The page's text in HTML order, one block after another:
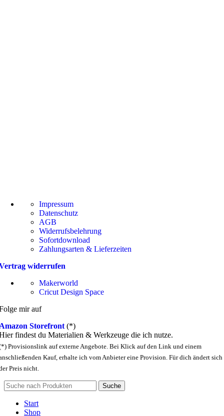
Impressum
Datenschutz
AGB
Widerrufsbelehrung
Sofortdownload
Zahlungsarten & Lieferzeiten
widerrufen
Makerworld
Cricut Design Space
mir auf
Storefront (*)
findest du Materialien & Werkzeuge die ich nutze.
Provisionslink auf externe Angebote. Bei Klick auf den Link und einem
Kauf, erhalte ich vom Anbieter eine Provision. Für dich ändert sich
Preis nicht.
Suche
Start
Shop